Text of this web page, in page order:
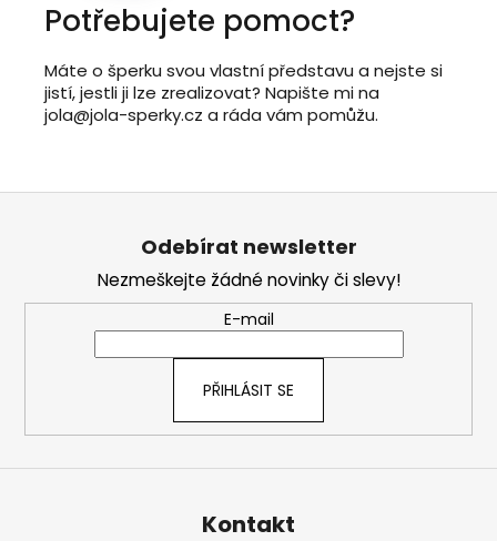
Potřebujete pomoct?
Máte o šperku svou vlastní představu a nejste si
jistí, jestli ji lze zrealizovat? Napište mi na
jola@jola-sperky.cz a ráda vám pomůžu.
Odebírat newsletter
Nezmeškejte žádné novinky či slevy!
E-mail
PŘIHLÁSIT SE
Kontakt